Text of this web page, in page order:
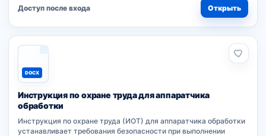
Доступ после входа Открыть
DOCX
Инструкция по охране труда для аппаратчика
обработки
Инструкция по охране труда (ИОТ) для аппаратчика обработки
устанавливает требования безопасности при выполнении